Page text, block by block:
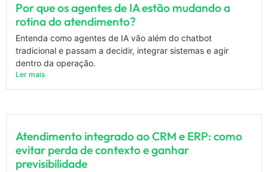
Por que os agentes de IA estão mudando a
rotina do atendimento?
Entenda como agentes de IA vão além do chatbot
tradicional e passam a decidir, integrar sistemas e agir
dentro da operação.
Ler mais
Atendimento integrado ao CRM e ERP: como
evitar perda de contexto e ganhar
previsibilidade